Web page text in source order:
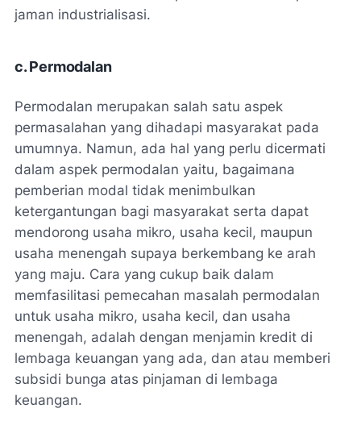
jaman industrialisasi.
c. Permodalan
Permodalan merupakan salah satu aspek
permasalahan yang dihadapi masyarakat pada
umumnya. Namun, ada hal yang perlu dicermati
dalam aspek permodalan yaitu, bagaimana
pemberian modal tidak menimbulkan
ketergantungan bagi masyarakat serta dapat
mendorong usaha mikro, usaha kecil, maupun
usaha menengah supaya berkembang ke arah
yang maju. Cara yang cukup baik dalam
memfasilitasi pemecahan masalah permodalan
untuk usaha mikro, usaha kecil, dan usaha
menengah, adalah dengan menjamin kredit di
lembaga keuangan yang ada, dan atau memberi
subsidi bunga atas pinjaman di lembaga
keuangan.